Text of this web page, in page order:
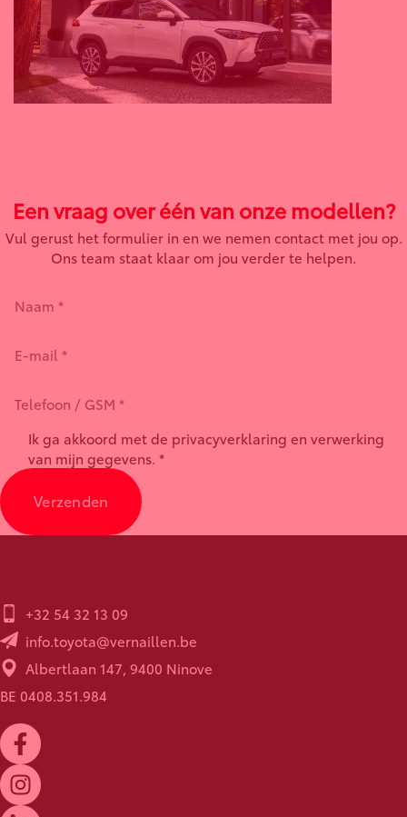
Een vraag over één van onze modellen?
Vul gerust het formulier in en we nemen contact met jou op.
Ons team staat klaar om jou verder te helpen.
Ik ga akkoord met de privacyverklaring en verwerking
van mijn gegevens. *
Verzenden
+32 54 32 13 09
info.toyota@vernaillen.be
Albertlaan 147, 9400 Ninove
BE 0408.351.984